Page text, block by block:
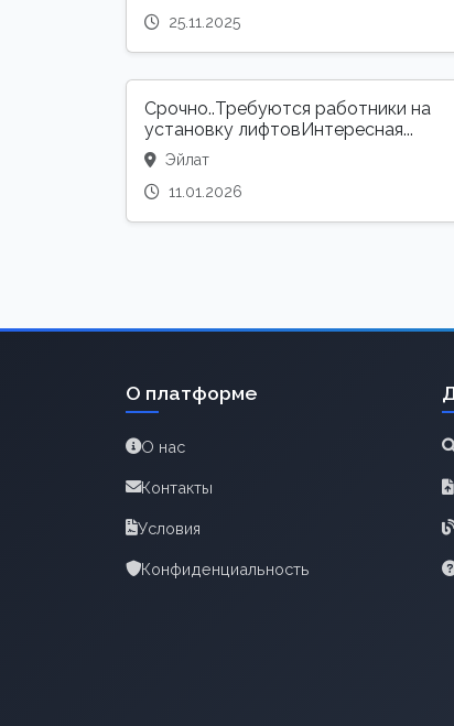
25.11.2025
Срочно..Требуются работники на
установку лифтовИнтересная...
Эйлат
11.01.2026
О платформе
О нас
Контакты
Условия
Конфиденциальность